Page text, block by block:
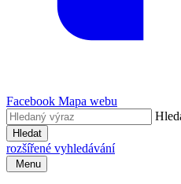
Facebook Mapa webu
Hledat
rozšířené vyhledávání
Menu